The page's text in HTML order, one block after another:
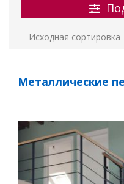
Металлические